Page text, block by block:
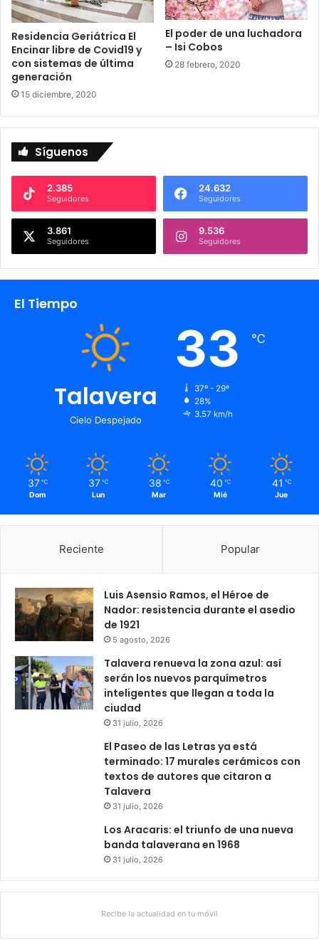
Residencia Geriátrica El
Encinar libre de Covid19 y
con sistemas de última
generación
15 diciembre, 2020
El poder de una luchadora
– Isi Cobos
28 febrero, 2020
Síguenos
2.385
Seguidores
24.632
Seguidores
3.861
Seguidores
9.536
Seguidores
El Tiempo
Talavera
Cielo Despejado
33 ℃
37º - 29º
28%
3.57 km/h
37 ℃
Dom
37 ℃
Lun
38 ℃
Mar
40 ℃
Mié
41 ℃
Jue
Reciente Popular
Luis Asensio Ramos, el Héroe de
Nador: resistencia durante el asedio
de 1921
5 agosto, 2026
Talavera renueva la zona azul: así
serán los nuevos parquímetros
inteligentes que llegan a toda la
ciudad
31 julio, 2026
El Paseo de las Letras ya está
terminado: 17 murales cerámicos con
textos de autores que citaron a
Talavera
31 julio, 2026
Los Aracaris: el triunfo de una nueva
banda talaverana en 1968
31 julio, 2026
Recibe la actualidad en tu móvil